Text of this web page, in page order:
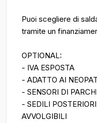
Puoi scegliere di
tramite un
OPTIONAL:
- IVA ESPOSTA
- ADATTO AI
- SENSORI DI
- SEDILI
AVVOLGIBILI